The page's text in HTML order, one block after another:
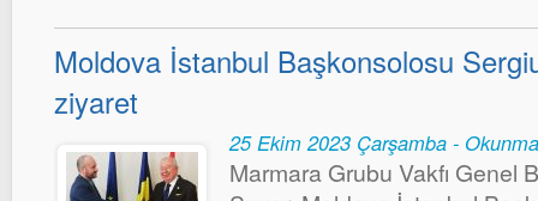
Moldova İstanbul Başkonsolosu
ziyaret
25 Ekim 2023 Çarşamba -
Marmara Grubu Vakfı Genel